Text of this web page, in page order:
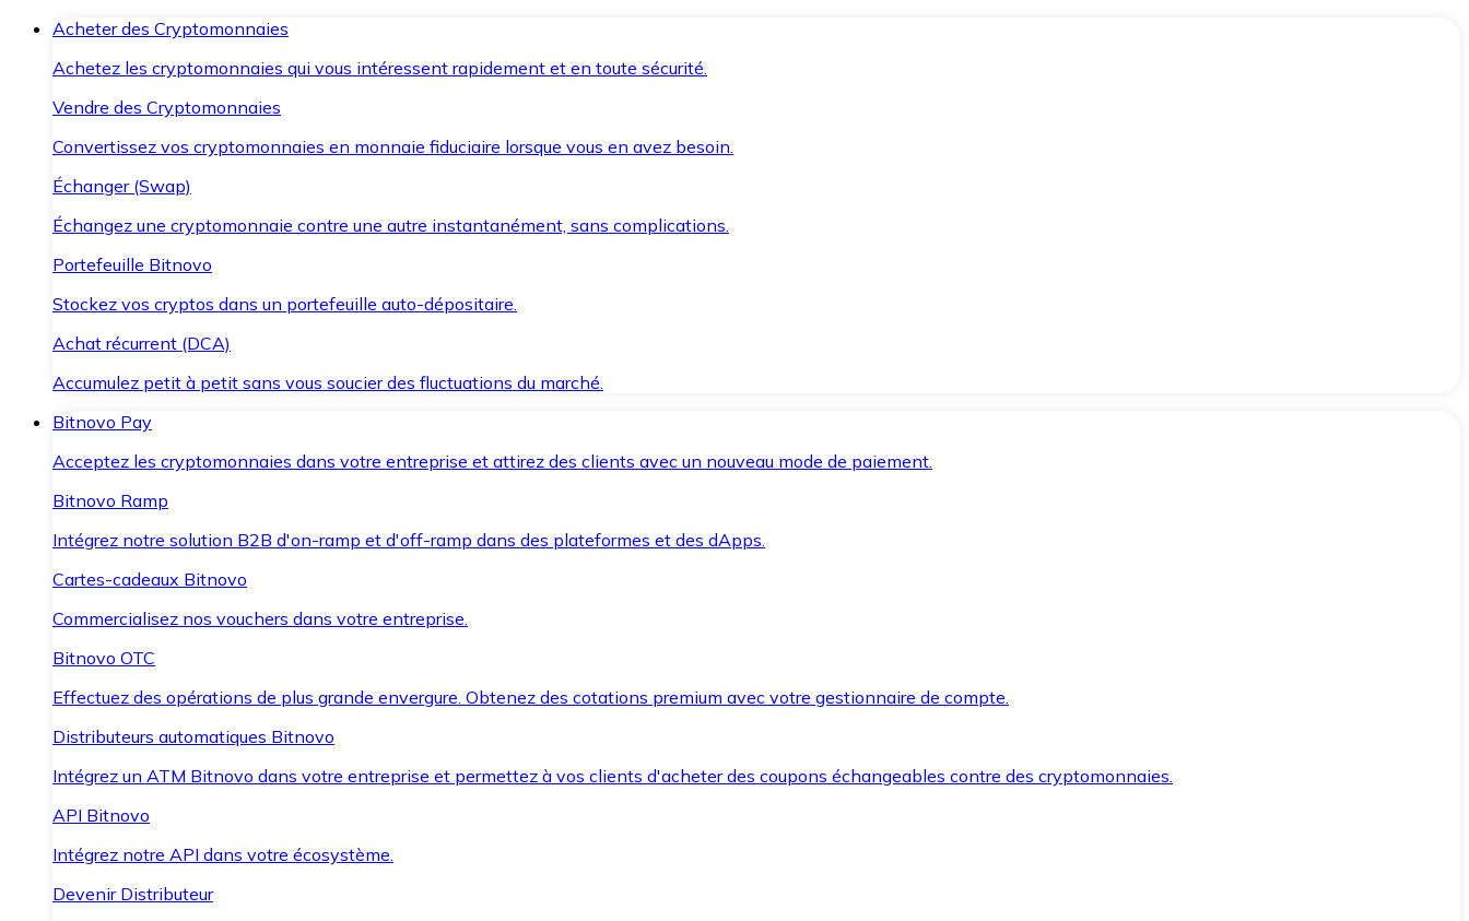
Acheter des Cryptomonnaies
Achetez les cryptomonnaies qui vous intéressent rapidement et en toute sécurité.
Vendre des Cryptomonnaies
Convertissez vos cryptomonnaies en monnaie fiduciaire lorsque vous en avez besoin.
Échanger (Swap)
Échangez une cryptomonnaie contre une autre instantanément, sans complications.
Portefeuille Bitnovo
Stockez vos cryptos dans un portefeuille auto-dépositaire.
Achat récurrent (DCA)
Accumulez petit à petit sans vous soucier des fluctuations du marché.
Bitnovo Pay
Acceptez les cryptomonnaies dans votre entreprise et attirez des clients avec un nouveau mode de paiement.
Bitnovo Ramp
Intégrez notre solution B2B d'on-ramp et d'off-ramp dans des plateformes et des dApps.
Cartes-cadeaux Bitnovo
Commercialisez nos vouchers dans votre entreprise.
Bitnovo OTC
Effectuez des opérations de plus grande envergure. Obtenez des cotations premium avec votre gestionnaire de compte.
Distributeurs automatiques Bitnovo
Intégrez un ATM Bitnovo dans votre entreprise et permettez à vos clients d'acheter des coupons échangeables contre des cryptomonnaies.
API Bitnovo
Intégrez notre API dans votre écosystème.
Devenir Distributeur